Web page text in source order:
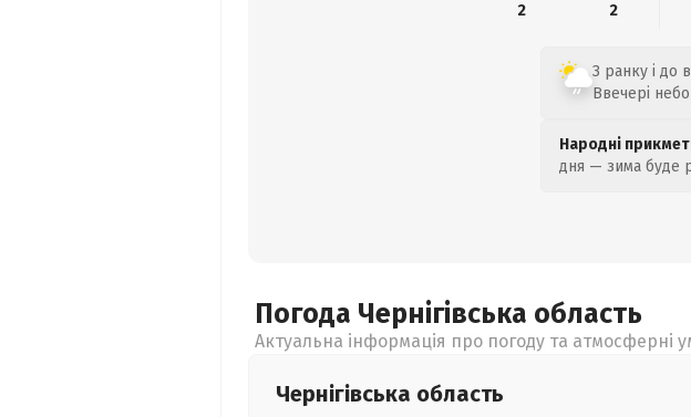
2
2
З ранку і до
Ввечері
Народні
дня — зима буде
Погода Чернігівська область
Актуальна інформація про погоду та атмосферні
Чернігівська область